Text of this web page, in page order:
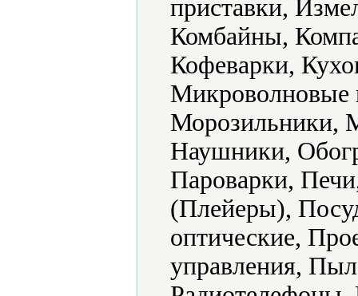
приставки,
Комбайны,
Кофеварки,
Морозильники,
Наушники,
Пароварки,
(Плейеры),
оптические,
управления,